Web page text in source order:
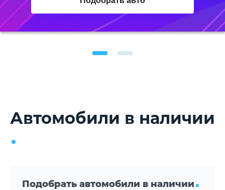
Автомобили в наличии
Подобрать автомобили в наличии